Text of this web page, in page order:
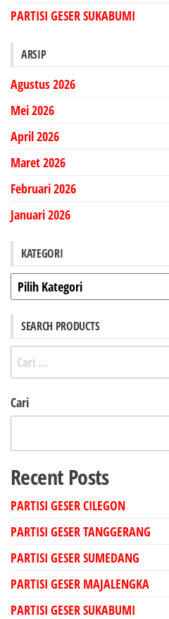
PARTISI GESER SUKABUMI
ARSIP
Agustus 2026
Mei 2026
April 2026
Maret 2026
Februari 2026
Januari 2026
KATEGORI
Kategori
SEARCH PRODUCTS
Cari
untuk:
Cari
Recent Posts
PARTISI GESER CILEGON
PARTISI GESER TANGGERANG
PARTISI GESER SUMEDANG
PARTISI GESER MAJALENGKA
PARTISI GESER SUKABUMI